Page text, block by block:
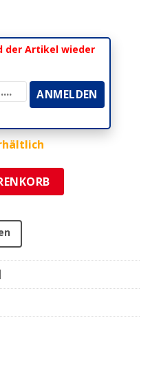
der Artikel wieder
180cm / 1500Kg. rot Menge